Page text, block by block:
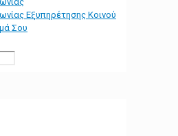
Εξυπηρέτησης Κοινού
Σου